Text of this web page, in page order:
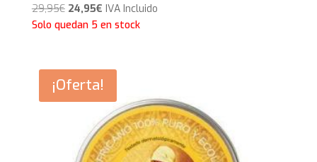
29,95€ El
precio
29,95€.
24,95€El
precio
24,95€.
IVA Incluido
Solo quedan 5 en stock
¡Oferta!